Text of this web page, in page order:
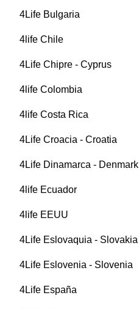
4Life Bulgaria
4life Chile
4Life Chipre - Cyprus
4life Colombia
4life Costa Rica
4Life Croacia - Croatia
4Life Dinamarca - Denmark
4life Ecuador
4life EEUU
4Life Eslovaquia - Slovakia
4Life Eslovenia - Slovenia
4Life España